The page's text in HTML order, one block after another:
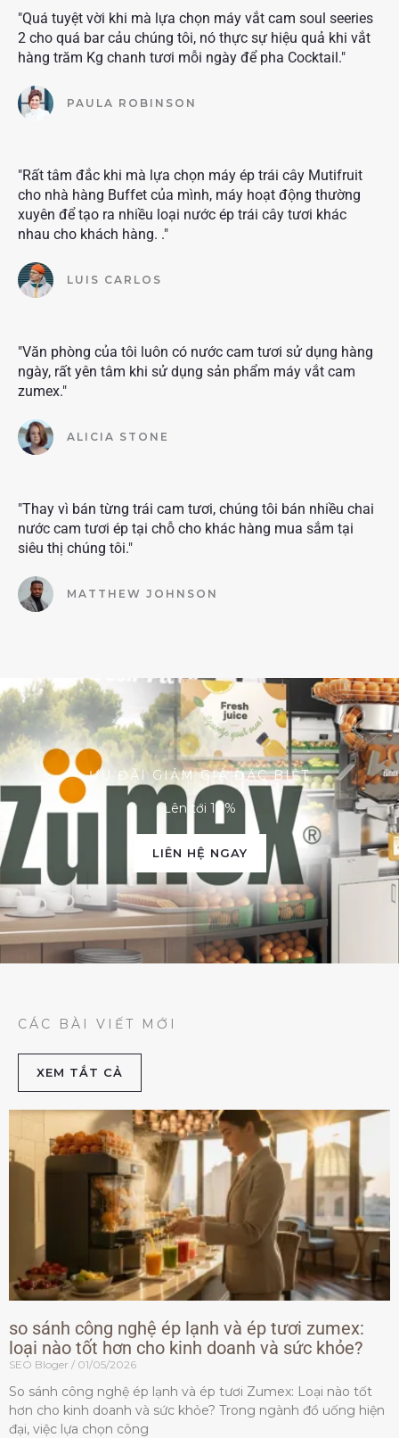
"Quá tuyệt vời khi mà lựa chọn máy vắt cam soul seeries
2 cho quá bar cảu chúng tôi, nó thực sự hiệu quả khi vắt
hàng trăm Kg chanh tươi mỗi ngày để pha Cocktail."
PAULA ROBINSON
"Rất tâm đắc khi mà lựa chọn máy ép trái cây Mutifruit
cho nhà hàng Buffet của mình, máy hoạt động thường
xuyên để tạo ra nhiều loại nước ép trái cây tươi khác
nhau cho khách hàng. ."
LUIS CARLOS
"Văn phòng của tôi luôn có nước cam tươi sử dụng hàng
ngày, rất yên tâm khi sử dụng sản phẩm máy vắt cam
zumex."
ALICIA STONE
"Thay vì bán từng trái cam tươi, chúng tôi bán nhiều chai
nước cam tươi ép tại chỗ cho khác hàng mua sắm tại
siêu thị chúng tôi."
MATTHEW JOHNSON
ƯU ĐÃI GIẢM GIÁ ĐẶC BIỆT
Lên tới 10%
LIÊN HỆ NGAY
CÁC BÀI VIẾT MỚI
XEM TẮT CẢ
so sánh công nghệ ép lạnh và ép tươi zumex:
loại nào tốt hơn cho kinh doanh và sức khỏe?
SEO Bloger 01/05/2026
So sánh công nghệ ép lạnh và ép tươi Zumex: Loại nào tốt
hơn cho kinh doanh và sức khỏe? Trong ngành đồ uống hiện
đại, việc lựa chọn công